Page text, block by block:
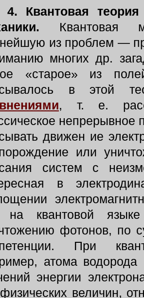
4. Квантовая
Квантовая
из проблем —
многих др.
«старое» из
в этой
, т. е.
непрерывное
движен ие
или
систем с
в
на квантовой языке
фотонов, по
При
атома
энергии
величин,